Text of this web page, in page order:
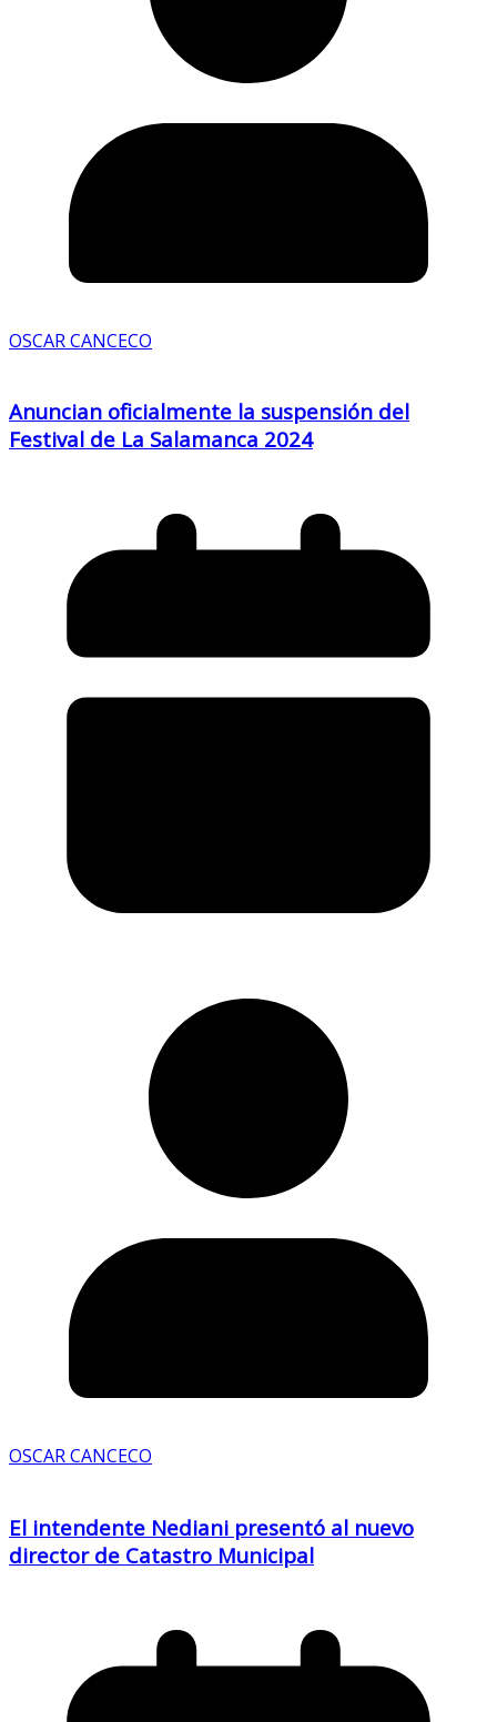
OSCAR CANCECO
Anuncian oficialmente la suspensión del
Festival de La Salamanca 2024
OSCAR CANCECO
El intendente Nediani presentó al nuevo
director de Catastro Municipal